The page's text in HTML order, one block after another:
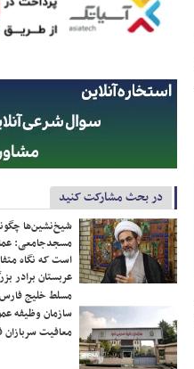
در بحث مشارکت کنید
شیخ‌نشین‌ها
مسجدجامعی:
است که نگاه
عربستان برادر
مسلط خلیج
سازمان وظیفه
معافیت سربازان